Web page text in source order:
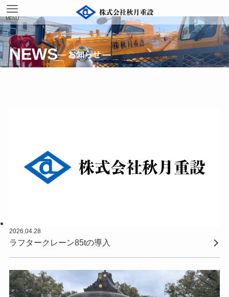
MENU
NEWS— お知らせ —
2026.04.28
ラフタークレーン85tの導入